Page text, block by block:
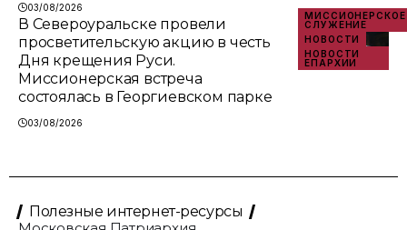
03/08/2026
МИССИОНЕРСКОЕ
СЛУЖЕНИЕ
НОВОСТИ
НОВОСТИ
ЕПАРХИИ
В Североуральске провели
просветительскую акцию в честь
Дня крещения Руси.
Миссионерская встреча
состоялась в Георгиевском парке
03/08/2026
Полезные интернет-ресурсы